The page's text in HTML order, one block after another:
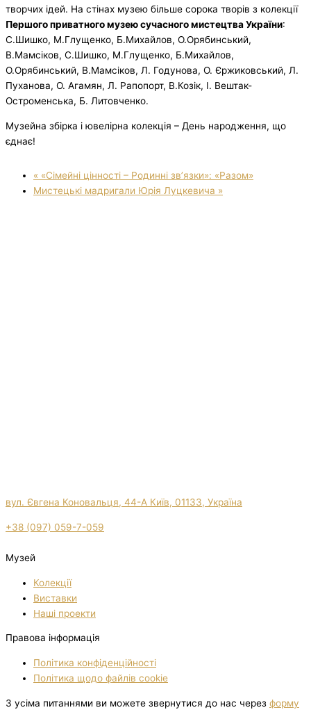
творчих ідей. На стінах музею більше сорока творів з колекції
Першого приватного музею сучасного мистецтва України:
С.Шишко, М.Глущенко, Б.Михайлов, О.Орябинський,
В.Мамсіков, С.Шишко, М.Глущенко, Б.Михайлов,
О.Орябинський, В.Мамсіков, Л. Годунова, О. Єржиковський, Л.
Пуханова, О. Агамян, Л. Рапопорт, В.Козік, І. Вештак-
Остроменська, Б. Литовченко.
Музейна збірка і ювелірна колекція – День народження, що
єднає!
« «Сімейні цінності – Родинні зв’язки»: «Разом»
Мистецькі мадригали Юрія Луцкевича »
вул. Євгена Коновальця, 44-А Київ, 01133, Україна
+38 (097) 059-7-059
Музей
Колекції
Виставки
Нашi проекти
Правова інформація
Політика конфіденційності
Політика щодо файлів cookie
З усіма питаннями ви можете звернутися до нас через форму